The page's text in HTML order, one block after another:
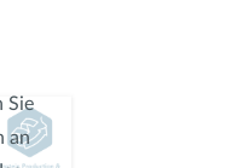
Sie
an